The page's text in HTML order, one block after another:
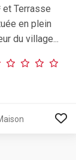
et Terrasse
en plein
du village...